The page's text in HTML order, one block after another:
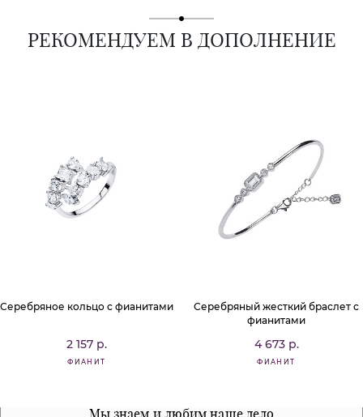
РЕКОМЕНДУЕМ В ДОПОЛНЕНИЕ
Серебряное кольцо с фианитами
2 157 р.
ФИАНИТ
Серебряный жесткий браслет с
фианитами
4 673 р.
ФИАНИТ
Мы знаем и любим наше дело
Все наши материалы гипоалергенны
Примерка перед покупкой